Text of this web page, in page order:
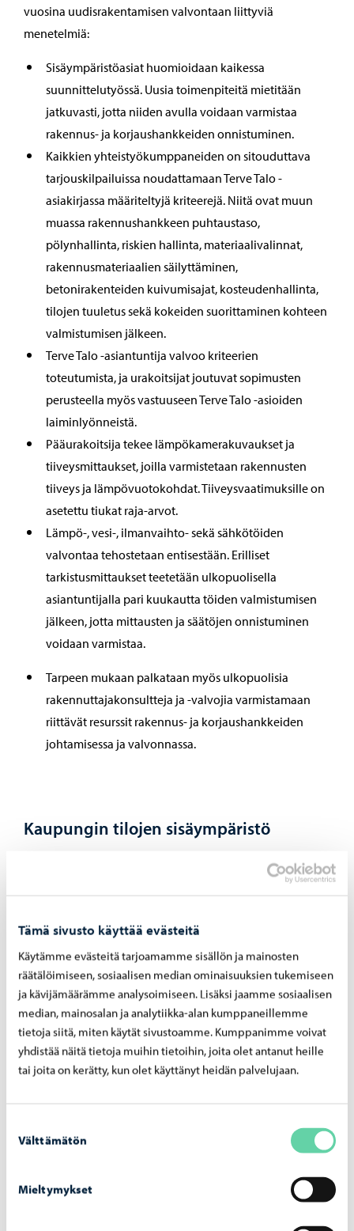
Tämä sivusto käyttää evästeitä
Käytämme evästeitä tarjoamamme sisällön ja mainosten
räätälöimiseen, sosiaalisen median ominaisuuksien tukemiseen
ja kävijämäärämme analysoimiseen. Lisäksi jaamme sosiaalisen
median, mainosalan ja analytiikka-alan kumppaneillemme
tietoja siitä, miten käytät sivustoamme. Kumppanimme voivat
yhdistää näitä tietoja muihin tietoihin, joita olet antanut heille
tai joita on kerätty, kun olet käyttänyt heidän palvelujaan.
valinta
Välttämätön
Mieltymykset
vuosina uudisrakentamisen valvontaan liittyviä
menetelmiä:
Sisäympäristöasiat huomioidaan kaikessa
suunnittelutyössä. Uusia toimenpiteitä mietitään
jatkuvasti, jotta niiden avulla voidaan varmistaa
rakennus- ja korjaushankkeiden onnistuminen.
Kaikkien yhteistyökumppaneiden on sitouduttava
tarjouskilpailuissa noudattamaan Terve Talo -
asiakirjassa määriteltyjä kriteerejä. Niitä ovat muun
muassa rakennushankkeen puhtaustaso,
pölynhallinta, riskien hallinta, materiaalivalinnat,
rakennusmateriaalien säilyttäminen,
betonirakenteiden kuivumisajat, kosteudenhallinta,
tilojen tuuletus sekä kokeiden suorittaminen kohteen
valmistumisen jälkeen.
Terve Talo -asiantuntija valvoo kriteerien
toteutumista, ja urakoitsijat joutuvat sopimusten
perusteella myös vastuuseen Terve Talo -asioiden
laiminlyönneistä.
Pääurakoitsija tekee lämpökamerakuvaukset ja
tiiveysmittaukset, joilla varmistetaan rakennusten
tiiveys ja lämpövuotokohdat. Tiiveysvaatimuksille on
asetettu tiukat raja-arvot.
Lämpö-, vesi-, ilmanvaihto- sekä sähkötöiden
valvontaa tehostetaan entisestään. Erilliset
tarkistusmittaukset teetetään ulkopuolisella
asiantuntijalla pari kuukautta töiden valmistumisen
jälkeen, jotta mittausten ja säätöjen onnistuminen
voidaan varmistaa.
Tarpeen mukaan palkataan myös ulkopuolisia
rakennuttajakonsultteja ja -valvojia varmistamaan
riittävät resurssit rakennus- ja korjaushankkeiden
johtamisessa ja valvonnassa.
Kaupungin tilojen sisäympäristö
työntekijöiden hyvinvointiin sekä työn sujumiseen.
viihtyvyyshaittoina, mutta ne voivat aiheuttaa myös
sairauksia tai oireilua.
Sisäympäristöasiat voidaan ratkaista nopeasti, jos niiden
aiheuttaja löydetään helposti ja korjaukset voidaan
toteuttaa kaupungin talousarvion puitteissa. Ongelman
ratkaiseminen voi kestää kauan, jos sen aiheuttajan
löytäminen vaatii useita tutkimuksia ja uusia
Sisäympäristöasiat voi tulla kaupungin tietoon kaupungin
työntekijöiltä tai rakennuksen muilta käyttäjiltä. Jos
epäilet, että rakennuksessa on sisäympäristöongelma,
ilmoita havainnostasi palveluyksikön johtajalle,